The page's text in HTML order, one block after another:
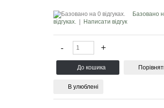
Базовано
відгуках.
Написати відгук
В улюблені